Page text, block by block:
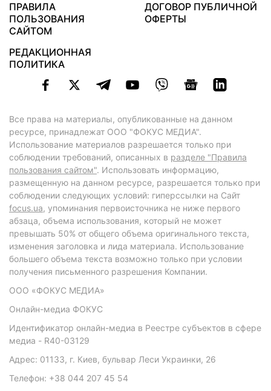
ПРАВИЛА
ПОЛЬЗОВАНИЯ
САЙТОМ
ДОГОВОР ПУБЛИЧНОЙ
ОФЕРТЫ
РЕДАКЦИОННАЯ
ПОЛИТИКА
Все права на материалы, опубликованные на данном
ресурсе, принадлежат ООО "ФОКУС МЕДИА".
Использование материалов разрешается только при
соблюдении требований, описанных в разделе "Правила
пользования сайтом". Использовать информацию,
размещенную на данном ресурсе, разрешается только при
соблюдении следующих условий: гиперссылки на Сайт
focus.ua, упоминания первоисточника не ниже первого
абзаца, объема использования, который не может
превышать 50% от общего объема оригинального текста,
изменения заголовка и лида материала. Использование
большего объема текста возможно только при условии
получения письменного разрешения Компании.
ООО «ФОКУС МЕДИА»
Онлайн-медиа ФОКУС
Идентификатор онлайн-медиа в Реестре субъектов в сфере
медиа - R40-03129
Адрес: 01133, г. Киев, бульвар Леси Украинки, 26
Телефон: +38 044 207 45 54